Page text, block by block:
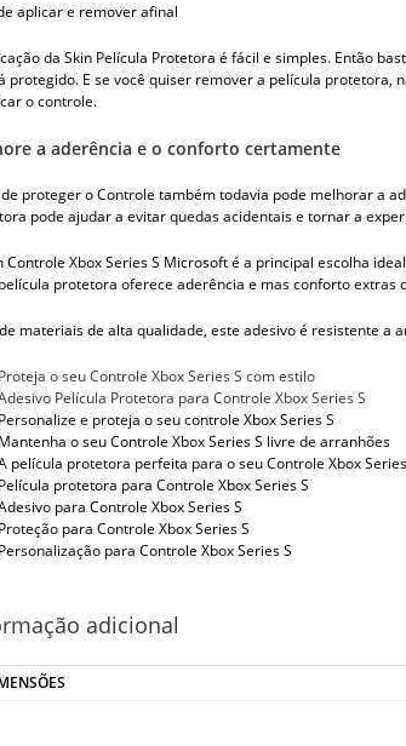
aplicar e remover afinal
da Skin Película Protetora é fácil e simples. Então
protegido. E se você quiser remover a película
o controle.
a aderência e o conforto certamente
proteger o Controle também todavia pode melhorar a
pode ajudar a evitar quedas acidentais e tornar a
Controle Xbox Series S Microsoft é a principal escolha
protetora oferece aderência e mas conforto extras
materiais de alta qualidade, este adesivo é resistente a
Proteja o seu Controle Xbox Series S com estilo
Película Protetora para Controle Xbox Series S
e proteja o seu controle Xbox Series S
o seu Controle Xbox Series S livre de arranhões
película protetora perfeita para o seu Controle Xbox
protetora para Controle Xbox Series S
para Controle Xbox Series S
para Controle Xbox Series S
para Controle Xbox Series S
adicional